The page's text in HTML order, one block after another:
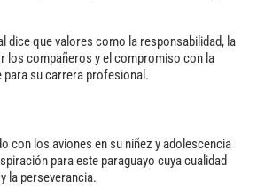
dice que valores como la responsabilidad, la
los compañeros y el compromiso con la
para su carrera profesional.
con los aviones en su niñez y adolescencia
para este paraguayo cuya cualidad
la perseverancia.